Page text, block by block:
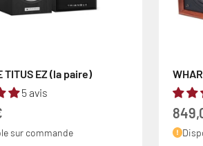
TITUS EZ (la paire)
5 avis
sur commande
Prix